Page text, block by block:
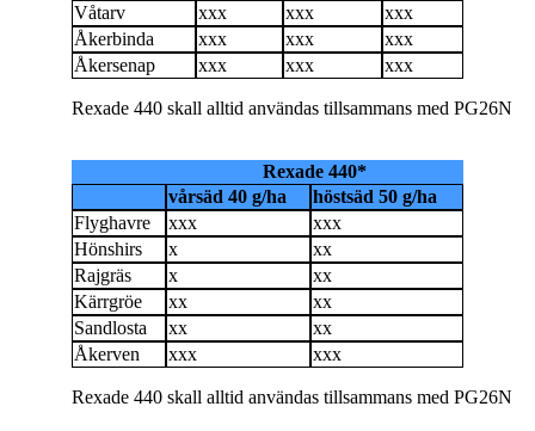
Våtarv
xxx xxx
xxx
Åkerbinda
xxx xxx
xxx
Åkersenap
xxx xxx xxx
Rexade 440 skall alltid användas tillsammans med PG26N
Rexade 440*
vårsäd 40 g/ha
höstsäd 50 g/ha
Flyghavre
xxx
xxx
Hönshirs
x
xx
Rajgräs
x
xx
Kärrgröe
xx
xx
Sandlosta
xx
xx
Åkerven
xxx xxx
Rexade 440 skall alltid användas tillsammans med PG26N